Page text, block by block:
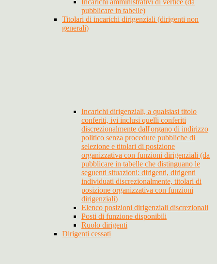
Incarichi amministrativi di vertice (da
pubblicare in tabelle)
Titolari di incarichi dirigenziali (dirigenti non
generali)
Incarichi dirigenziali, a qualsiasi titolo
conferiti, ivi inclusi quelli conferiti
discrezionalmente dall'organo di indirizzo
politico senza procedure pubbliche di
selezione e titolari di posizione
organizzativa con funzioni dirigenziali (da
pubblicare in tabelle che distinguano le
seguenti situazioni: dirigenti, dirigenti
individuati discrezionalmente, titolari di
posizione organizzativa con funzioni
dirigenziali)
Elenco posizioni dirigenziali discrezionali
Posti di funzione disponibili
Ruolo dirigenti
Dirigenti cessati